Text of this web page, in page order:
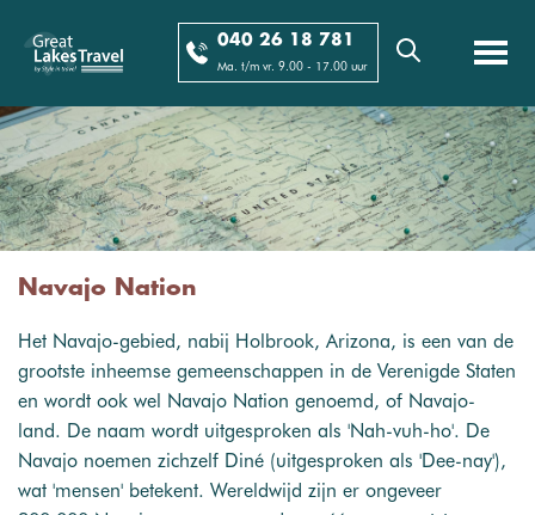
040 26 18 781
Ma. t/m vr. 9.00 - 17.00 uur
Navajo Nation
Het Navajo-gebied, nabij Holbrook, Arizona, is een van de
grootste inheemse gemeenschappen in de Verenigde Staten
en wordt ook wel Navajo Nation genoemd, of Navajo-
land. De naam wordt uitgesproken als 'Nah-vuh-ho'. De
Navajo noemen zichzelf Diné (uitgesproken als 'Dee-nay'),
wat 'mensen' betekent. Wereldwijd zijn er ongeveer